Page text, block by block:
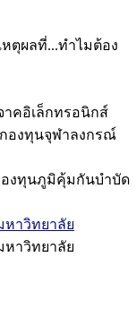
หตุผลที่...ทำไมต้อง
าคอิเล็กทรอนิกส์
กองทุนจุฬาลงกรณ์
งทุนภูมิคุ้มกันบำบัด
หาวิทยาลัย
หาวิทยาลัย